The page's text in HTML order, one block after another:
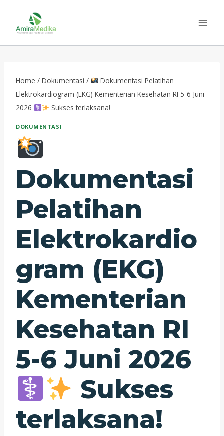
Home / Dokumentasi /
Dokumentasi Pelatihan
Elektrokardiogram (EKG) Kementerian Kesehatan RI 5-6 Juni
2026
Sukses terlaksana!
DOKUMENTASI
Dokumentasi
Pelatihan
Elektrokardio
gram (EKG)
Kementerian
Kesehatan RI
5-6 Juni 2026
Sukses
terlaksana!